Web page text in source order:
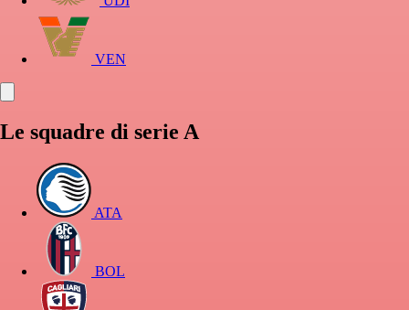
VEN
Le squadre di serie A
ATA
BOL